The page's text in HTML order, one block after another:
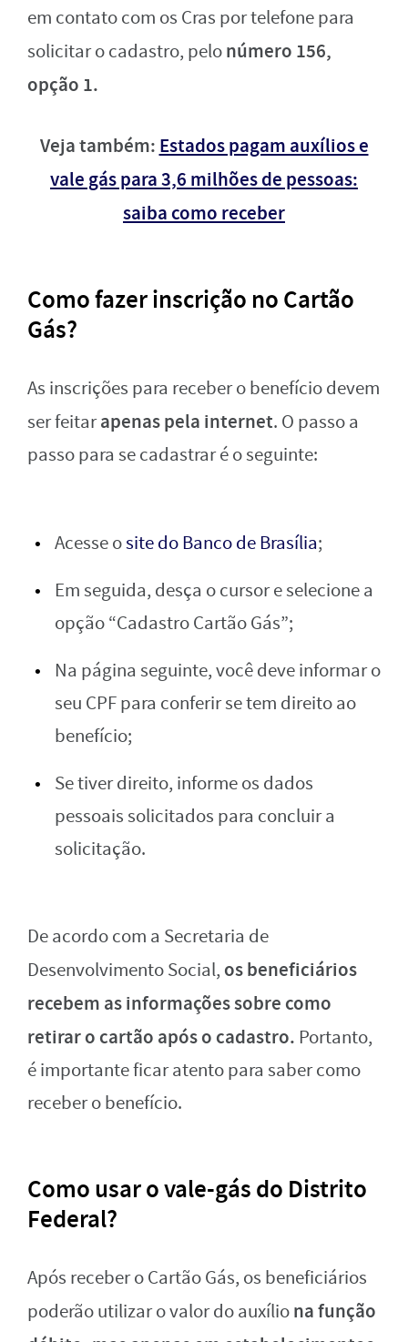
em contato com os Cras por telefone para
solicitar o cadastro, pelonúmero 156,
opção 1.
Veja também: Estados pagam auxílios e
vale gás para 3,6 milhões de pessoas:
saiba como receber
Como fazer inscrição no Cartão
Gás?
As inscrições para receber o benefício devem
ser feitarapenas pela internet. O passo a
passo para se cadastrar é o seguinte:
Acesse osite do Banco de Brasília;
Em seguida, desça o cursor e selecione a
opção “Cadastro Cartão Gás”;
Na página seguinte, você deve informar o
seu CPF para conferir se tem direito ao
benefício;
Se tiver direito, informe os dados
pessoais solicitados para concluir a
solicitação.
De acordo com a Secretaria de
Desenvolvimento Social, os beneficiários
recebem as informações sobre como
retirar o cartão após o cadastro. Portanto,
é importante ficar atento para saber como
receber o benefício.
Como usar o vale-gás do Distrito
Federal?
Após receber o Cartão Gás, os beneficiários
poderão utilizar o valor do auxíliona função